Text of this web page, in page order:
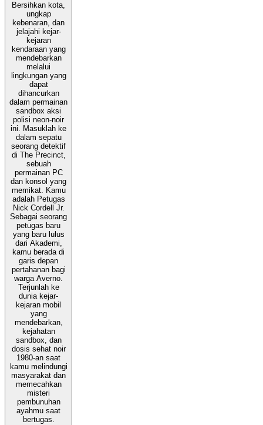
Bersihkan kota,
ungkap
kebenaran, dan
jelajahi kejar-
kejaran
kendaraan yang
mendebarkan
melalui
lingkungan yang
dapat
dihancurkan
dalam permainan
sandbox aksi
polisi neon-noir
ini. Masuklah ke
dalam sepatu
seorang detektif
di The Precinct,
sebuah
permainan PC
dan konsol yang
memikat. Kamu
adalah Petugas
Nick Cordell Jr.
Sebagai seorang
petugas baru
yang baru lulus
dari Akademi,
kamu berada di
garis depan
pertahanan bagi
warga Averno.
Terjunlah ke
dunia kejar-
kejaran mobil
yang
mendebarkan,
kejahatan
sandbox, dan
dosis sehat noir
1980-an saat
kamu melindungi
masyarakat dan
memecahkan
misteri
pembunuhan
ayahmu saat
bertugas.